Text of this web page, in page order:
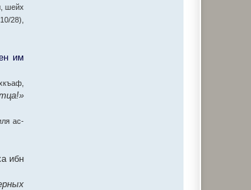
шейх
28),
им
ас-
ибн